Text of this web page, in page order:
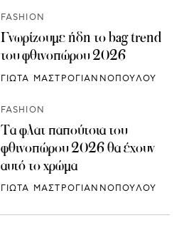
FASHION
Γνωρίζουμε ήδη το bag trend
του φθινοπώρου 2026
ΓΙΩΤΑ ΜΑΣΤΡΟΓΙΑΝΝΟΠΟΥΛΟΥ
FASHION
Τα φλατ παπούτσια του
φθινοπώρου 2026 θα έχουν
αυτό το χρώμα
ΓΙΩΤΑ ΜΑΣΤΡΟΓΙΑΝΝΟΠΟΥΛΟΥ